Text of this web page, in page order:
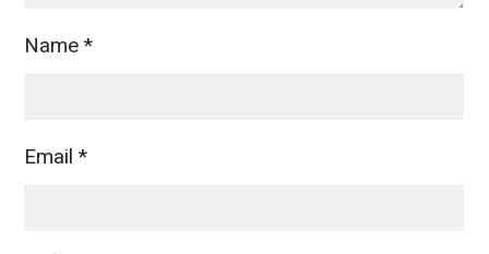
Name*
Email*